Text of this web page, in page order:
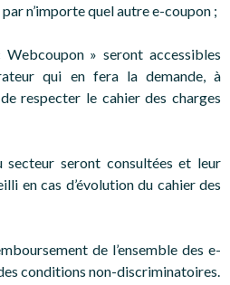
n’importe quel autre e-coupon ;
» seront accessibles
qui en fera la demande, à
respecter le cahier des charges
secteur seront consultées et leur
en cas d’évolution du cahier des
de l’ensemble des e-
conditions non-discriminatoires.